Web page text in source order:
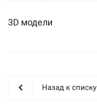
3D модели
Назад к списку